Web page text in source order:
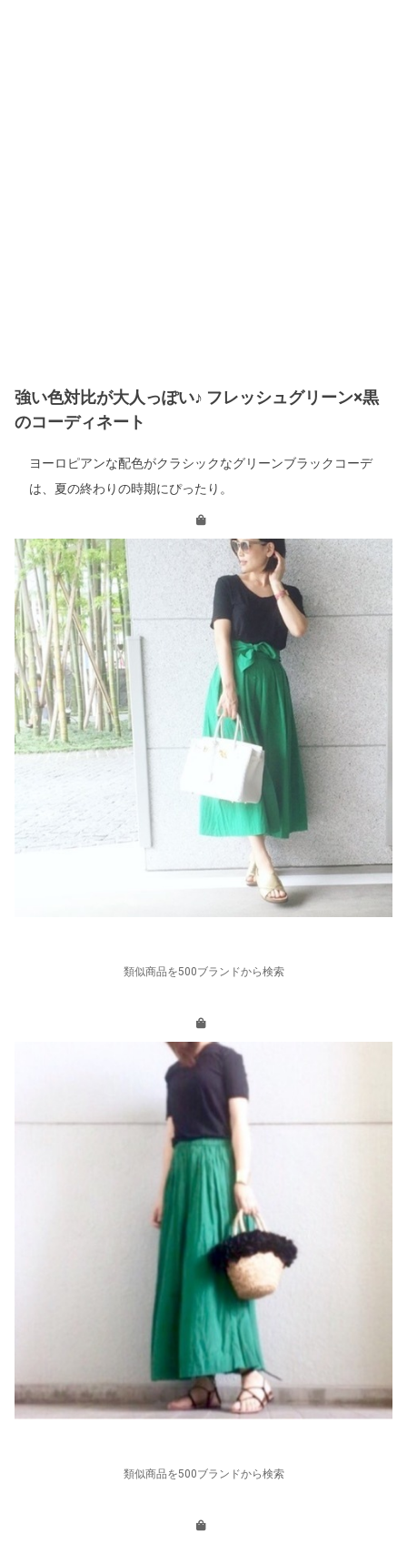
強い色対比が大人っぽい♪ フレッシュグリーン×黒
のコーディネート
ヨーロピアンな配色がクラシックなグリーンブラックコーデ
は、夏の終わりの時期にぴったり。
類似商品を500ブランドから検索
類似商品を500ブランドから検索